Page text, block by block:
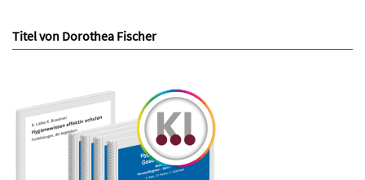
Titel von Dorothea Fischer